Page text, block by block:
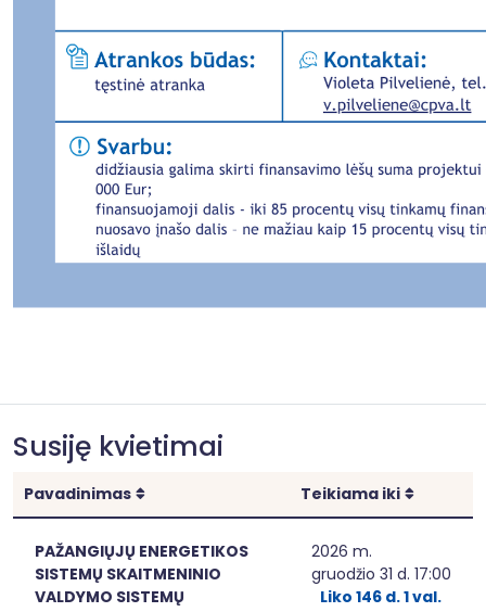
Susiję kvietimai
Pavadinimas Rikiuoti Teikiama iki Rikiuoti
PAŽANGIŲJŲ ENERGETIKOS
SISTEMŲ SKAITMENINIO
VALDYMO SISTEMŲ
2026 m.
gruodžio 31 d. 17:00
Liko 146 d. 1 val.